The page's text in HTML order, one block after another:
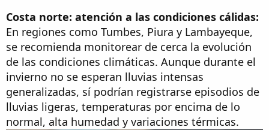
Costa norte: atención a las condiciones cálidas:
En regiones como Tumbes, Piura y Lambayeque,
se recomienda monitorear de cerca la evolución
de las condiciones climáticas. Aunque durante el
invierno no se esperan lluvias intensas
generalizadas, sí podrían registrarse episodios de
lluvias ligeras, temperaturas por encima de lo
normal, alta humedad y variaciones térmicas.